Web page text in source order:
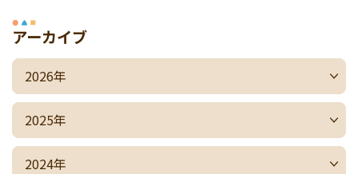
アーカイブ
2026年
2025年
2024年